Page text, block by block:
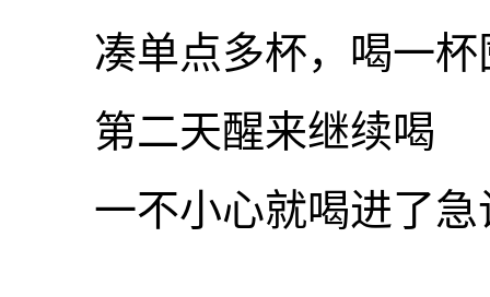
凑单点多杯，喝一杯
第二天醒来继续喝
一不小心就喝进了急